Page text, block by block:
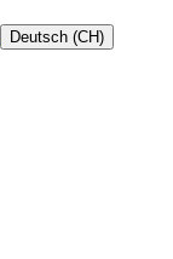
Deutsch (CH)